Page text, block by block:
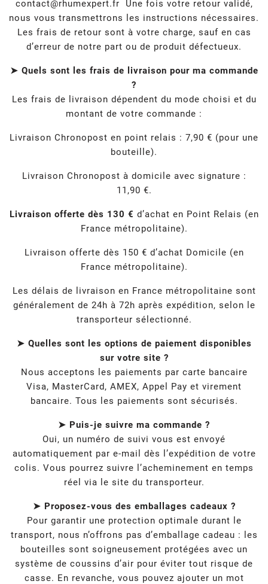
contact@rhumexpert.fr Une fois votre retour validé,
nous vous transmettrons les instructions nécessaires.
Les frais de retour sont à votre charge, sauf en cas
d’erreur de notre part ou de produit défectueux.
➤ Quels sont les frais de livraison pour ma commande
?
Les frais de livraison dépendent du mode choisi et du
montant de votre commande :
Livraison Chronopost en point relais : 7,90 € (pour une
bouteille).
Livraison Chronopost à domicile avec signature :
11,90 €.
Livraison offerte dès 130 € d’achat en Point Relais (en
France métropolitaine).
Livraison offerte dès 150 € d’achat Domicile (en
France métropolitaine).
Les délais de livraison en France métropolitaine sont
généralement de 24h à 72h après expédition, selon le
transporteur sélectionné.
➤ Quelles sont les options de paiement disponibles
sur votre site ?
Nous acceptons les paiements par carte bancaire
Visa, MasterCard, AMEX, Appel Pay et virement
bancaire. Tous les paiements sont sécurisés.
➤ Puis-je suivre ma commande ?
Oui, un numéro de suivi vous est envoyé
automatiquement par e-mail dès l’expédition de votre
colis. Vous pourrez suivre l’acheminement en temps
réel via le site du transporteur.
➤ Proposez-vous des emballages cadeaux ?
Pour garantir une protection optimale durant le
transport, nous n’offrons pas d’emballage cadeau : les
bouteilles sont soigneusement protégées avec un
système de coussins d’air pour éviter tout risque de
casse. En revanche, vous pouvez ajouter un mot